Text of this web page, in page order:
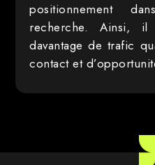
positionnement
recherche. Ainsi,
davantage de trafic
contact et